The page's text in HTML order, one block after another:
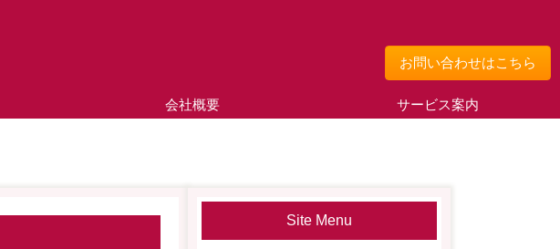
お問い合わせはこちら
会社概要 サービス案内
Site Menu